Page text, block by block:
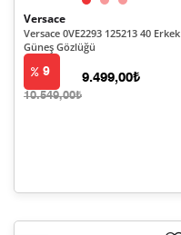
Versace
Versace 0VE2293 125213 40 Erkek
Güneş Gözlüğü
9
10.549,00₺
9.499,00₺